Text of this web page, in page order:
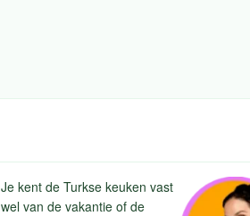
Je kent de Turkse keuken vast
wel van de vakantie of de